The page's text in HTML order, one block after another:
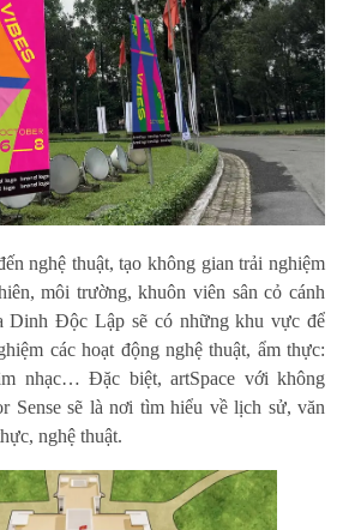
nghệ thuật, tạo không gian trải nghiệm
môi trường, khuôn viên sân cỏ cánh
Dinh Độc Lập sẽ có những khu vực để
các hoạt động nghệ thuật, ẩm thực:
nhạc… Đặc biệt, artSpace với không
Sense sẽ là nơi tìm hiểu về lịch sử, văn
nghệ thuật.